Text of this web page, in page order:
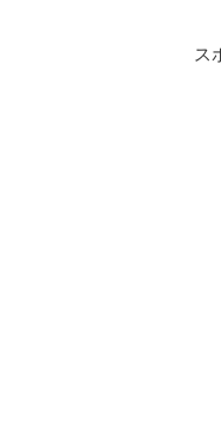
ス